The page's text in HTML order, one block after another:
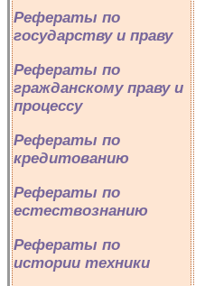
Рефераты по
государству и праву
Рефераты по
гражданскому праву и
процессу
Рефераты по
кредитованию
Рефераты по
естествознанию
Рефераты по
истории техники